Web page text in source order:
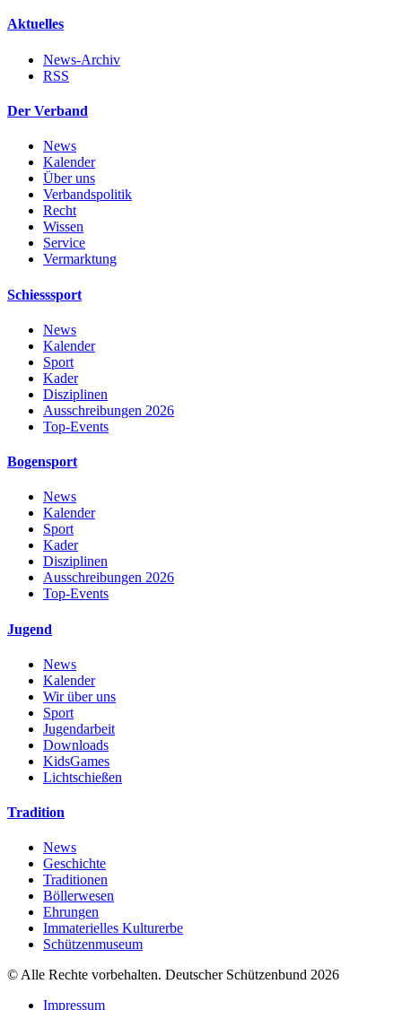
Aktuelles
News-Archiv
RSS
Der Verband
News
Kalender
Über uns
Verbandspolitik
Recht
Wissen
Service
Vermarktung
Schiesssport
News
Kalender
Sport
Kader
Disziplinen
Ausschreibungen 2026
Top-Events
Bogensport
News
Kalender
Sport
Kader
Disziplinen
Ausschreibungen 2026
Top-Events
Jugend
News
Kalender
Wir über uns
Sport
Jugendarbeit
Downloads
KidsGames
Lichtschießen
Tradition
News
Geschichte
Traditionen
Böllerwesen
Ehrungen
Immaterielles Kulturerbe
Schützenmuseum
© Alle Rechte vorbehalten. Deutscher Schützenbund 2026
Impressum